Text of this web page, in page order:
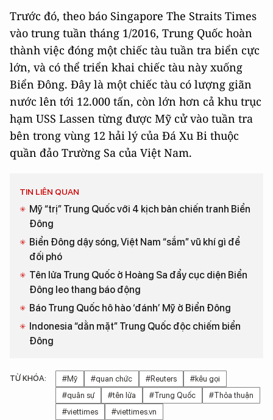
Trước đó, theo báo Singapore The Straits Times
vào trung tuần tháng 1/2016, Trung Quốc hoàn
thành việc đóng một chiếc tàu tuần tra biển cực
lớn, và có thể triển khai chiếc tàu này xuống
Biển Đông. Đây là một chiếc tàu có lượng giãn
nước lên tới 12.000 tấn, còn lớn hơn cả khu trục
hạm USS Lassen từng được Mỹ cử vào tuần tra
bên trong vùng 12 hải lý của Đá Xu Bi thuộc
quần đảo Trường Sa của Việt Nam.
TIN LIÊN QUAN
Mỹ “trị” Trung Quốc với 4 kịch bản chiến tranh Biển
Đông
Biển Đông dậy sóng, Việt Nam “sắm” vũ khí gì để
đối phó
Tên lửa Trung Quốc ở Hoàng Sa đẩy cục diện Biển
Đông leo thang báo động
Báo Trung Quốc hô hào ‘đánh’ Mỹ ở Biển Đông
Indonesia “dằn mặt” Trung Quốc độc chiếm biển
Đông
TỪ KHÓA: #Mỹ #quan chức #Reuters
#kêu gọi
#quân sự
#tên lửa #Trung Quốc
#Thỏa thuận
#viettimes
#viettimes.vn